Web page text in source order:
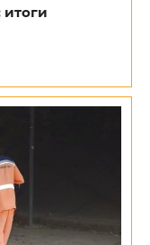
итоги